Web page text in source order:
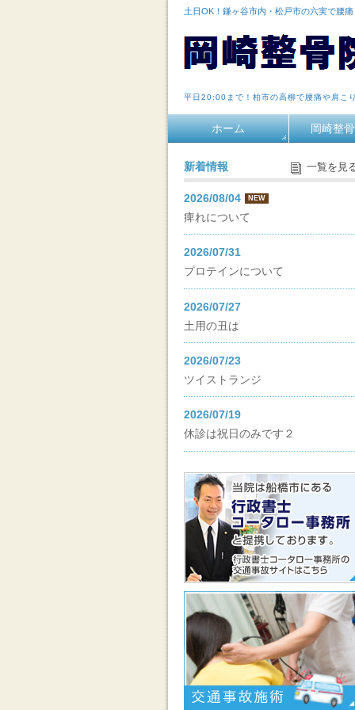
土日OK！鎌ヶ谷市内・松戸市の六実で腰
平日20:00まで！柏市の高柳で腰痛や肩こ
ホーム 岡崎整
新着情報 一覧を見
2026/08/04 NEW
痺れについて
2026/07/31
プロテインについて
2026/07/27
土用の丑は
2026/07/23
ツイストランジ
2026/07/19
休診は祝日のみです２